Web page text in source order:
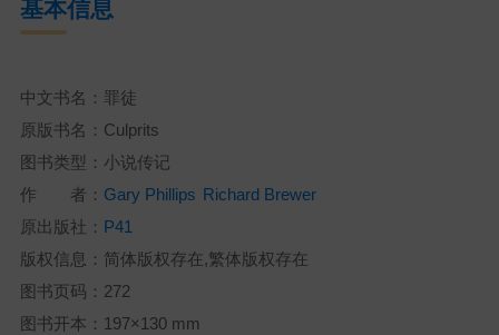
基本信息
中文书名：罪徒
原版书名：Culprits
图书类型：小说传记
作 者： Gary Phillips Richard Brewer
原出版社： P41
版权信息：简体版权存在,繁体版权存在
图书页码：272
图书开本：197×130 mm